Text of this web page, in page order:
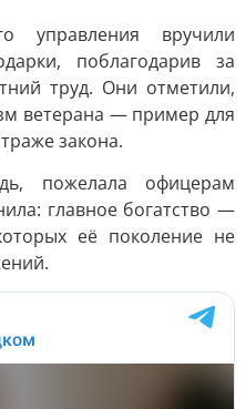
управления вручили
поблагодарив за
труд. Они отметили,
ветерана — пример для
закона.
пожелала офицерам
главное богатство —
её поколение не